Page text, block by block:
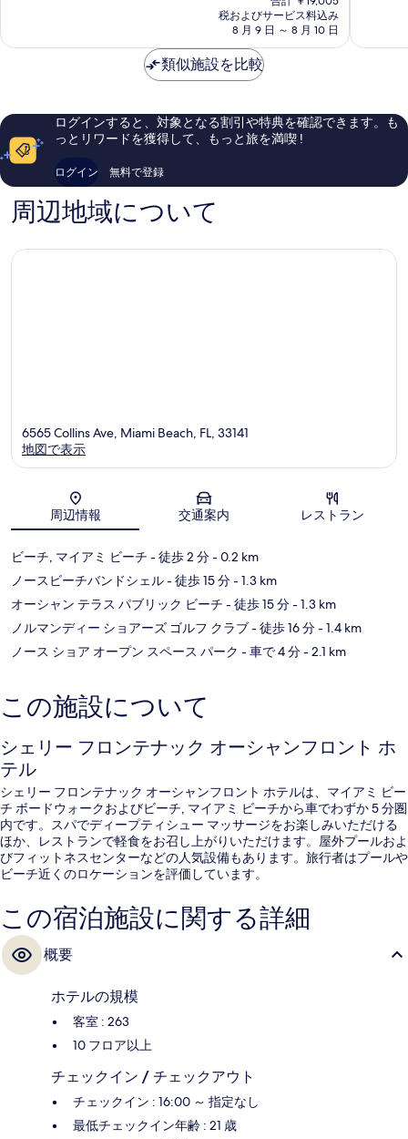
表
る
るラ
ッ
ビ
ー
ゾ
ー
ミ
口
件
の
口
ミ
の
料
金
税およびサービス料込み
8 月 9 日 ～ 8 月 10 日
オ
Bay
Village
コ
件
の
類似施設を比較
ログインすると、対象となる割引や特典を確認できます。も
っとリワードを獲得して、もっと旅を満喫 !
ログイン 無料で登録
周辺地域について
地図
6565 Collins Ave, Miami Beach, FL, 33141
地図で表示
周辺情報 交通案内 レストラン
ビーチ, マイアミ ビーチ - 徒歩 2 分- 0.2 km
ノースビーチバンドシェル- 徒歩 15 分- 1.3 km
オーシャン テラス パブリック ビーチ - 徒歩 15 分- 1.3 km
ノルマンディー ショアーズ ゴルフ クラブ- 徒歩 16 分- 1.4 km
ノース ショア オープン スペース パーク - 車で 4 分- 2.1 km
この施設について
シェリー フロンテナック オーシャンフロント ホ
テル
シェリー フロンテナック オーシャンフロント ホテルは、マイアミ ビー
チ ボードウォークおよびビーチ, マイアミ ビーチから車でわずか 5 分圏
内です。スパでディープティシュー マッサージをお楽しみいただける
ほか、レストランで軽食をお召し上がりいただけます。屋外プールおよ
びフィットネスセンターなどの人気設備もあります。旅行者はプールや
ビーチ近くのロケーションを評価しています。
この宿泊施設に関する詳細
概要
ホテルの規模
客室 : 263
10 フロア以上
チェックイン / チェックアウト
チェックイン : 16:00 ～ 指定なし
最低チェックイン年齢 : 21 歳